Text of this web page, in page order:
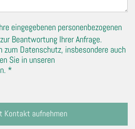
eingegebenen personenbezogenen
Beantwortung Ihrer Anfrage.
Datenschutz, insbesondere auch
Sie in unseren
*